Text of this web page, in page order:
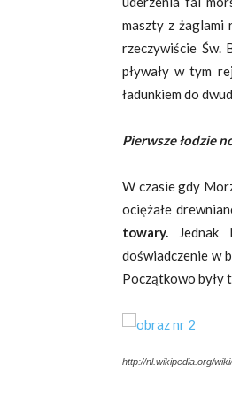
maszty z żaglami
rzeczywiście Św.
pływały w tym
ładunkiem do
Pierwsze łodzie
W czasie gdy
ociężałe
towary.
doświadczenie w
Początkowo były
http://nl.wikipedia.org/